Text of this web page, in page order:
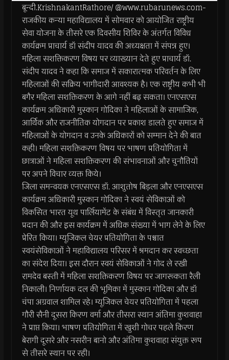
बून्दी.KrishnakantRathore/ @www.rubarunews.com-
राजकीय कन्या महाविद्यालय में सोमवार को आयोजित राष्ट्रीय
सेवा योजना के तीसरे एक दिवसीय शिविर के अंतर्गत विविध
कार्यक्रम प्राचार्य डॉ संदीप यादव की अध्यक्षता में संपन्न हुए।
महिला सशक्तिकरण विषय पर व्याख्यान देते हुए प्राचार्य डॉ.
संदीप यादव ने कहा कि समाज में सकारात्मक परिवर्तन के लिए
महिलाओं की सक्रिय भागीदारी आवश्यक है। एक राष्ट्रीय कभी भी
बगैर महिला सशक्तिकरण के आगे नहीं बढ़ सकता। एनएसएस
कार्यक्रम अधिकारी मुस्कान गोदिका ने महिलाओं के सामाजिक,
आर्थिक और राजनीतिक योगदान पर प्रकाश डालते हुए समाज में
महिलाओं के योगदान व उनके अधिकारों को सम्मान देने की बात
कही। महिला सशक्तिकरण विषय पर भाषण प्रतियोगिता में
छात्राओं ने महिला सशक्तिकरण की संभावनाओं और चुनौतियों
पर अपने विचार व्यक्त किये।
जिला समन्वयक एनएसएस डॉ. आशुतोष बिड़ला और एनएसएस
कार्यक्रम अधिकारी मुस्कान गोदिका ने स्वयं सेविकाओं को
विकसित भारत यूथ पार्लियामेंट के संबंध में विस्तृत जानकारी
प्रदान की और इस कार्यक्रम में अधिक संख्या में भाग लेने के लिए
प्रेरित किया। म्यूजिकल चेयर प्रतियोगिता के पश्चात
स्वयंसेविकाओं ने महाविद्यालय परिसर में श्रमदान कर स्वच्छता
का संदेश दिया। इस दौरान स्वयं सेविकाओं ने गोद ले रखी
रामदेव बस्ती में महिला सशक्तिकरण विषय पर जागरूकता रैली
निकाली। निर्णायक दल की भूमिका में मुस्कान गोदिका और डॉ
चंपा अग्रवाल शामिल रहे। म्यूजिकल चेयर प्रतियोगिता में पहला
गौरी सैनी दूसरा किरण वर्मा और तीसरा स्थान अंतिमा कुशवाहा
ने प्राप्त किया। भाषण प्रतियोगिता में खुशी गोचर पहले किरण
बेरागी दूसरे और नसरीन बानो और अंतिमा कुशवाहा संयुक्त रूप
से तीसरे स्थान पर रही।